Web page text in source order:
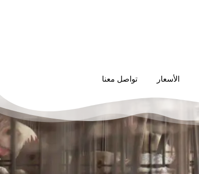
الأسعار تواصل معنا